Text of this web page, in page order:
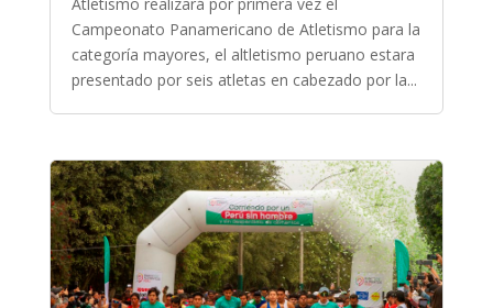
Campeonato Panamericano de Atletismo para la
categoría mayores, el altletismo peruano estara
presentado por seis atletas en cabezado por la...